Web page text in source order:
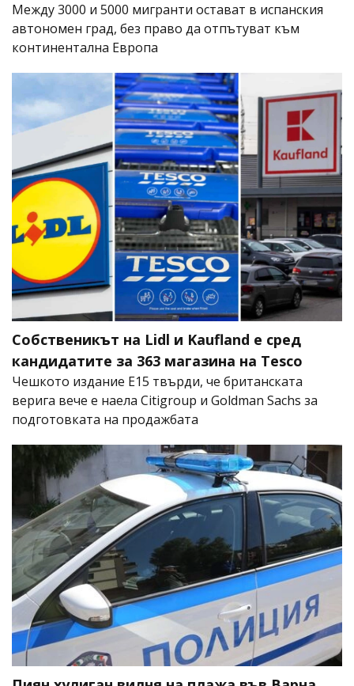
Между 3000 и 5000 мигранти остават в испанския
автономен град, без право да отпътуват към
континентална Европа
Собственикът на Lidl и Kaufland е сред
кандидатите за 363 магазина на Tesco
Чешкото издание E15 твърди, че британската
верига вече е наела Citigroup и Goldman Sachs за
подготовката на продажбата